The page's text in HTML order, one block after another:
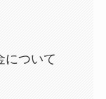
について